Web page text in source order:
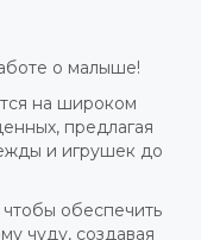
о малыше!
на широком
предлагая
и игрушек до
обеспечить
чуду, создавая